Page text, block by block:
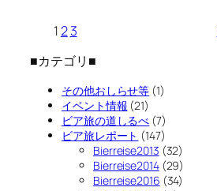
123
■カテゴリ■
その他おしらせ等 (1)
イベント情報 (21)
ビア旅の道しるべ (7)
ビア旅レポート (147)
Bierreise2013 (32)
Bierreise2014(29)
Bierreise2016 (34)